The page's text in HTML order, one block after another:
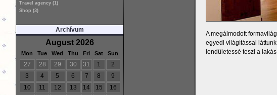
Travel agency (1)
Shop (3)
Archívum
August 2026
Mon Tue Wed Thu Fri Sat Sun
27 28 29 30 31 1
2
3
4 5 6 7 8
9
10
11 12 13 14 15
16
A megálmodott
egyedi világítással
lendületessé teszi a